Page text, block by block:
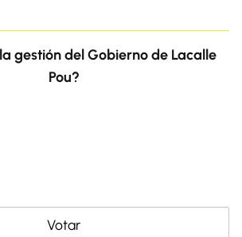
gestión del Gobierno de Lacalle
Pou?